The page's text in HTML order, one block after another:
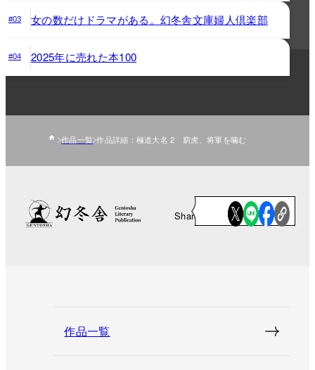
#03 女の数だけドラマがある。幻冬舎文庫婦人倶楽部
#04 2025年に売れた本100
作品一覧 作品詳細：極道大名 2 窮虎、将軍を噛む
Share
作品一覧